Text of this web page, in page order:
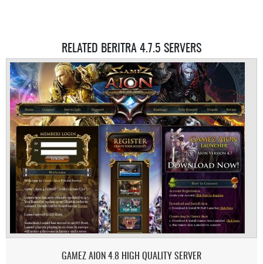
RELATED BERITRA 4.7.5 SERVERS
GAMEZ AION 4.8 HIGH QUALITY SERVER